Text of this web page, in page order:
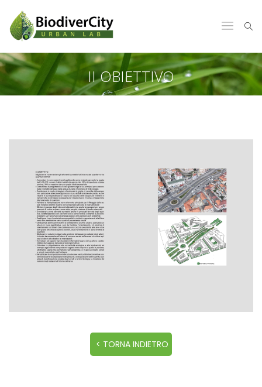
II OBIETTIVO